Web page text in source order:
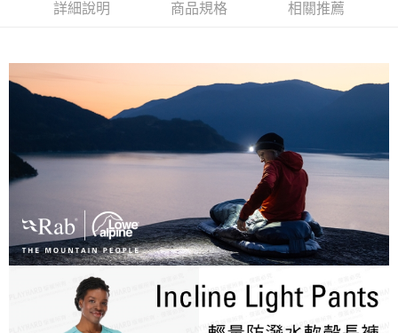
付款後全家取貨
7-11取貨付款
每筆NT$60，滿NT$490(含以上)免運費
每筆NT$60，滿NT$490(含以上)免運費
宅配
每筆NT$80，滿NT$490(含以上)免運費
離島宅配
每筆NT$80，滿NT$490(含以上)免運費
付款後門市自取
詳細說明 商品規格 相關推薦